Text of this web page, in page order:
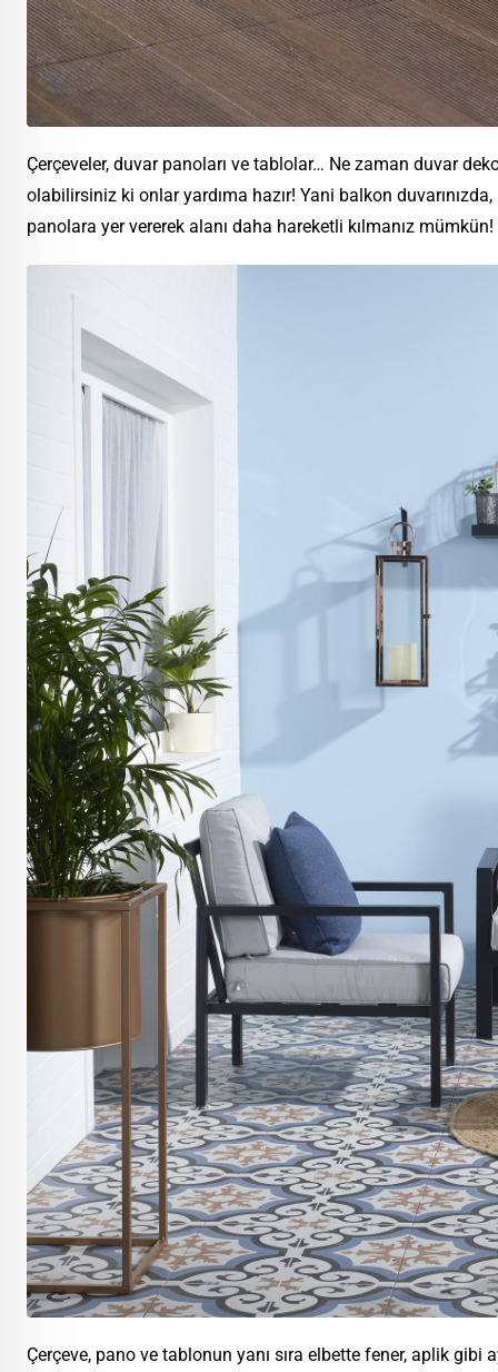
Çerçeveler, duvar panoları ve tablolar… Ne zaman duvar
olabilirsiniz ki onlar yardıma hazır! Yani balkon
panolara yer vererek alanı daha hareketli kılmanız mümkün!
Çerçeve, pano ve tablonun yanı sıra elbette fener, aplik gibi